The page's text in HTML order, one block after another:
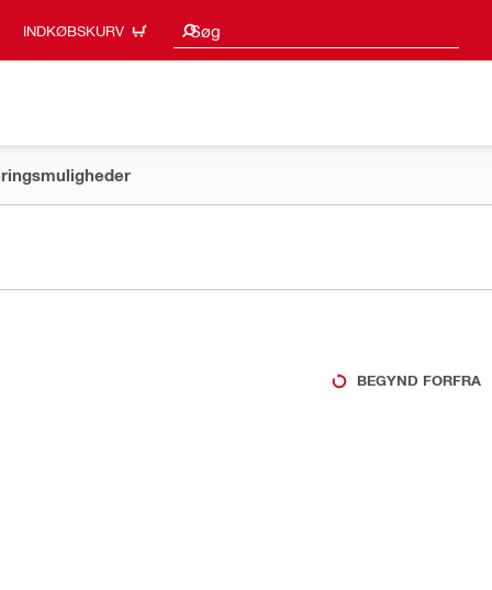
INDKØBSKURV Søg
Søgeresultater
BEGYND FORFRA